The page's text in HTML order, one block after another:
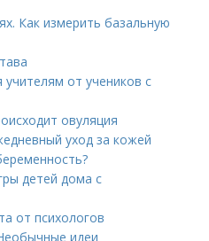
Как измерить базальную
от учеников с
овуляция
уход за кожей
детей дома с
от психологов
идеи